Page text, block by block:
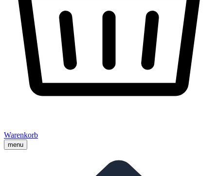
Warenkorb
menu